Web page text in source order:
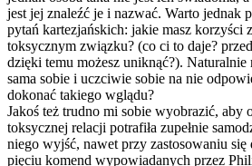
jest jej znaleźć je i nazwać. Warto jednak
pytań kartezjańskich: jakie masz korzyści
toksycznym związku? (co ci to daje?
dzięki temu możesz uniknąć?). Naturalnie
sama sobie i uczciwie sobie na nie
dokonać takiego wglądu?
Jakoś też trudno mi sobie wyobrazić, aby
toksycznej relacji potrafiła zupełnie
niego wyjść, nawet przy zastosowaniu się
pięciu komend wypowiadanych przez